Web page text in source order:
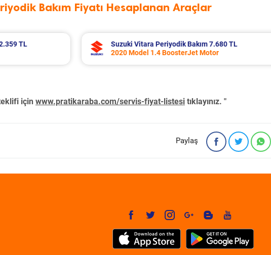
Bakım Fiyatı Hesaplanan Araçlar
7.680 TL
Motor
Toyota Corolla Periyodik Bakım 10.994 TL
2022 Model 1.8 Hybrid Motor
için www.pratikaraba.com/servis-fiyat-listesi tıklayınız. "
Paylaş